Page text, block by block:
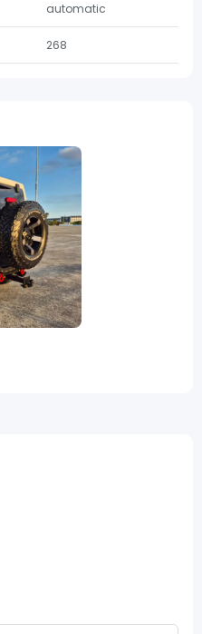
automatic
268